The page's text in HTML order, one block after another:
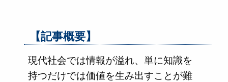
【記事概要】
現代社会では情報が溢れ、単に知識を
持つだけでは価値を生み出すことが難